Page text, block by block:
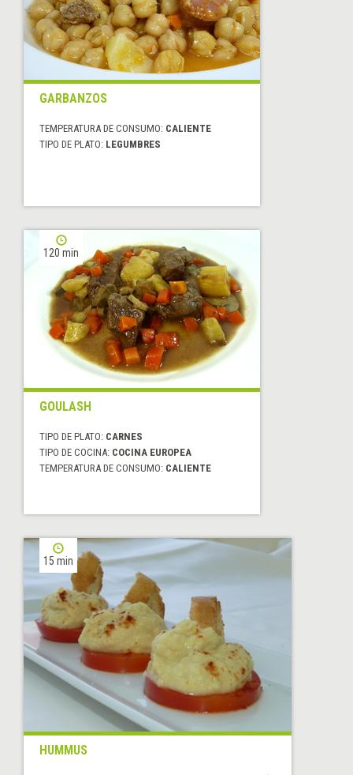
GARBANZOS
TEMPERATURA DE CONSUMO: CALIENTE
TIPO DE PLATO: LEGUMBRES
120 min
GOULASH
TIPO DE PLATO: CARNES
TIPO DE COCINA: COCINA EUROPEA
TEMPERATURA DE CONSUMO: CALIENTE
15 min
HUMMUS